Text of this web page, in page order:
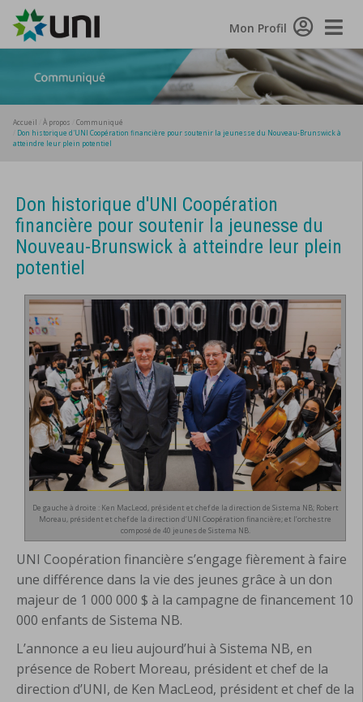
Toggle
Mon Profil
Accueil À propos
Communiqué
Don historique d'UNI Coopération financière pour soutenir la jeunesse du Nouveau-Brunswick à
atteindre leur plein potentiel
Don historique d'UNI Coopération
financière pour soutenir la jeunesse du
Nouveau-Brunswick à atteindre leur plein
potentiel
De gauche à droite : Ken MacLeod, président et chef de la direction de Sistema NB; Robert
Moreau, président et chef de la direction d’UNI Coopération financière; et l’orchestre
composé de 40 jeunes de Sistema NB.
UNI Coopération financière s’engage fièrement à faire
une différence dans la vie des jeunes grâce à un don
majeur de 1 000 000 $ à la campagne de financement 10
000 enfants de Sistema NB.
L’annonce a eu lieu aujourd’hui à Sistema NB, en
présence de Robert Moreau, président et chef de la
direction d’UNI, de Ken MacLeod, président et chef de la